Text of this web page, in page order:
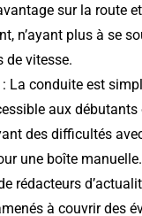
sur la route
n’ayant plus à se
de vitesse.
: La conduite est
aux débutants
des difficultés
une boîte manuelle.
rédacteurs
à couvrir des